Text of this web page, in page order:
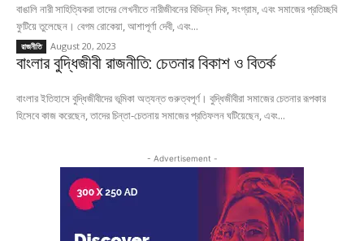
বাঙালি নারী সাহিত্যিকরা তাদের লেখনীতে নারীজীবনের বিভিন্ন দিক, সংগ্রাম, এবং সমাজের প্রতিচ্ছবি
ফুটিয়ে তুলেছেন। বেগম রোকেয়া, আশাপূর্ণা দেবী, এবং...
রাজনীতি August 20, 2023
বাংলার বুদ্ধিজীবী রাজনীতি: চেতনার বিকাশ ও বিতর্ক
বাংলার ইতিহাসে বুদ্ধিজীবীদের ভূমিকা অত্যন্ত গুরুত্বপূর্ণ। বুদ্ধিজীবীরা সমাজের চেতনার রূপকার
হিসেবে কাজ করেছেন, তাদের চিন্তা-চেতনায় সমাজের প্রতিফলন ঘটিয়েছেন, এবং...
- Advertisement -